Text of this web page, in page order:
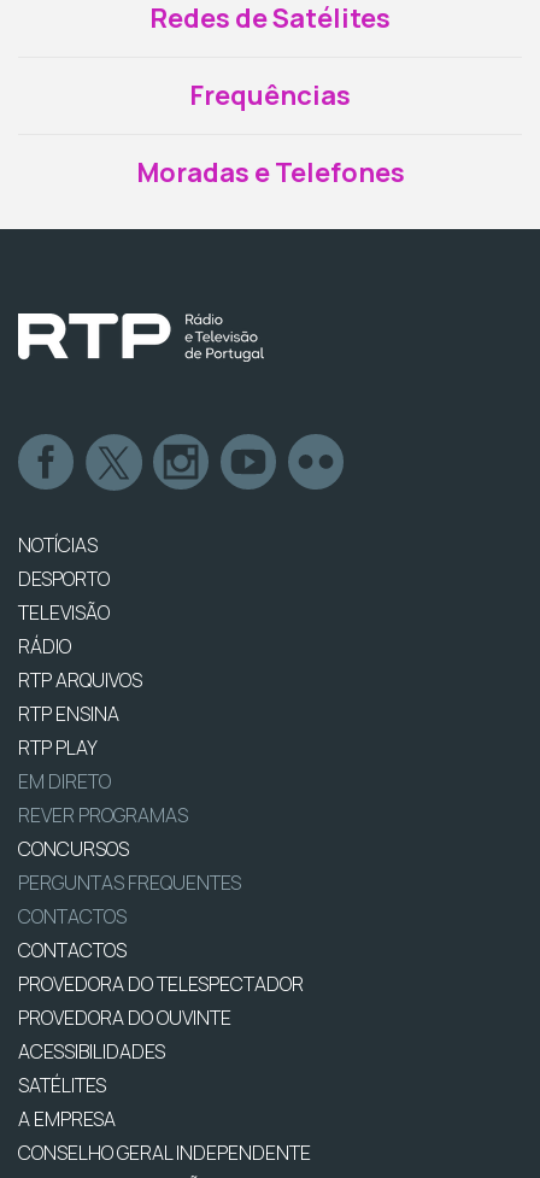
Redes de Satélites
Frequências
Moradas e Telefones
NOTÍCIAS
DESPORTO
TELEVISÃO
RÁDIO
RTP ARQUIVOS
RTP ENSINA
RTP PLAY
EM DIRETO
REVER PROGRAMAS
CONCURSOS
PERGUNTAS FREQUENTES
CONTACTOS
CONTACTOS
PROVEDORA DO TELESPECTADOR
PROVEDORA DO OUVINTE
ACESSIBILIDADES
SATÉLITES
A EMPRESA
CONSELHO GERAL INDEPENDENTE